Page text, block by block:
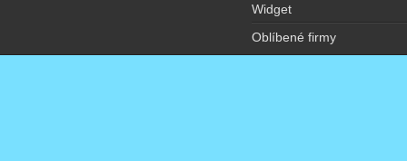
Widget
Oblíbené firmy